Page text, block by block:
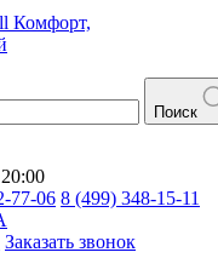
Комфорт,
Поиск
77-06 8 (499) 348-15-11
Заказать звонок